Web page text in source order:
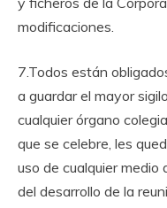
modificaciones.
7.Todos están
a guardar el mayor
cualquier órgano
que se celebre, les
uso de cualquier medio
del desarrollo de la